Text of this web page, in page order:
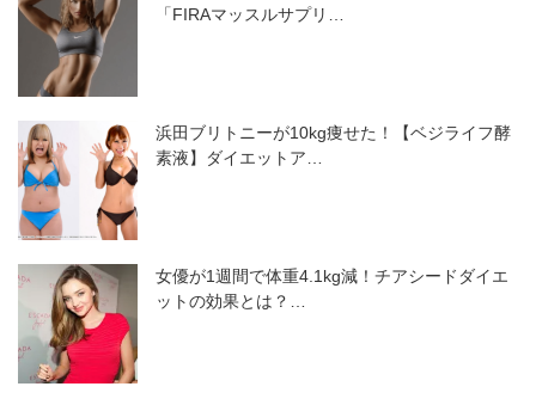
「FIRAマッスルサプリ…
浜田ブリトニーが10kg痩せた！【ベジライフ酵
素液】ダイエットア…
女優が1週間で体重4.1kg減！チアシードダイエ
ットの効果とは？…